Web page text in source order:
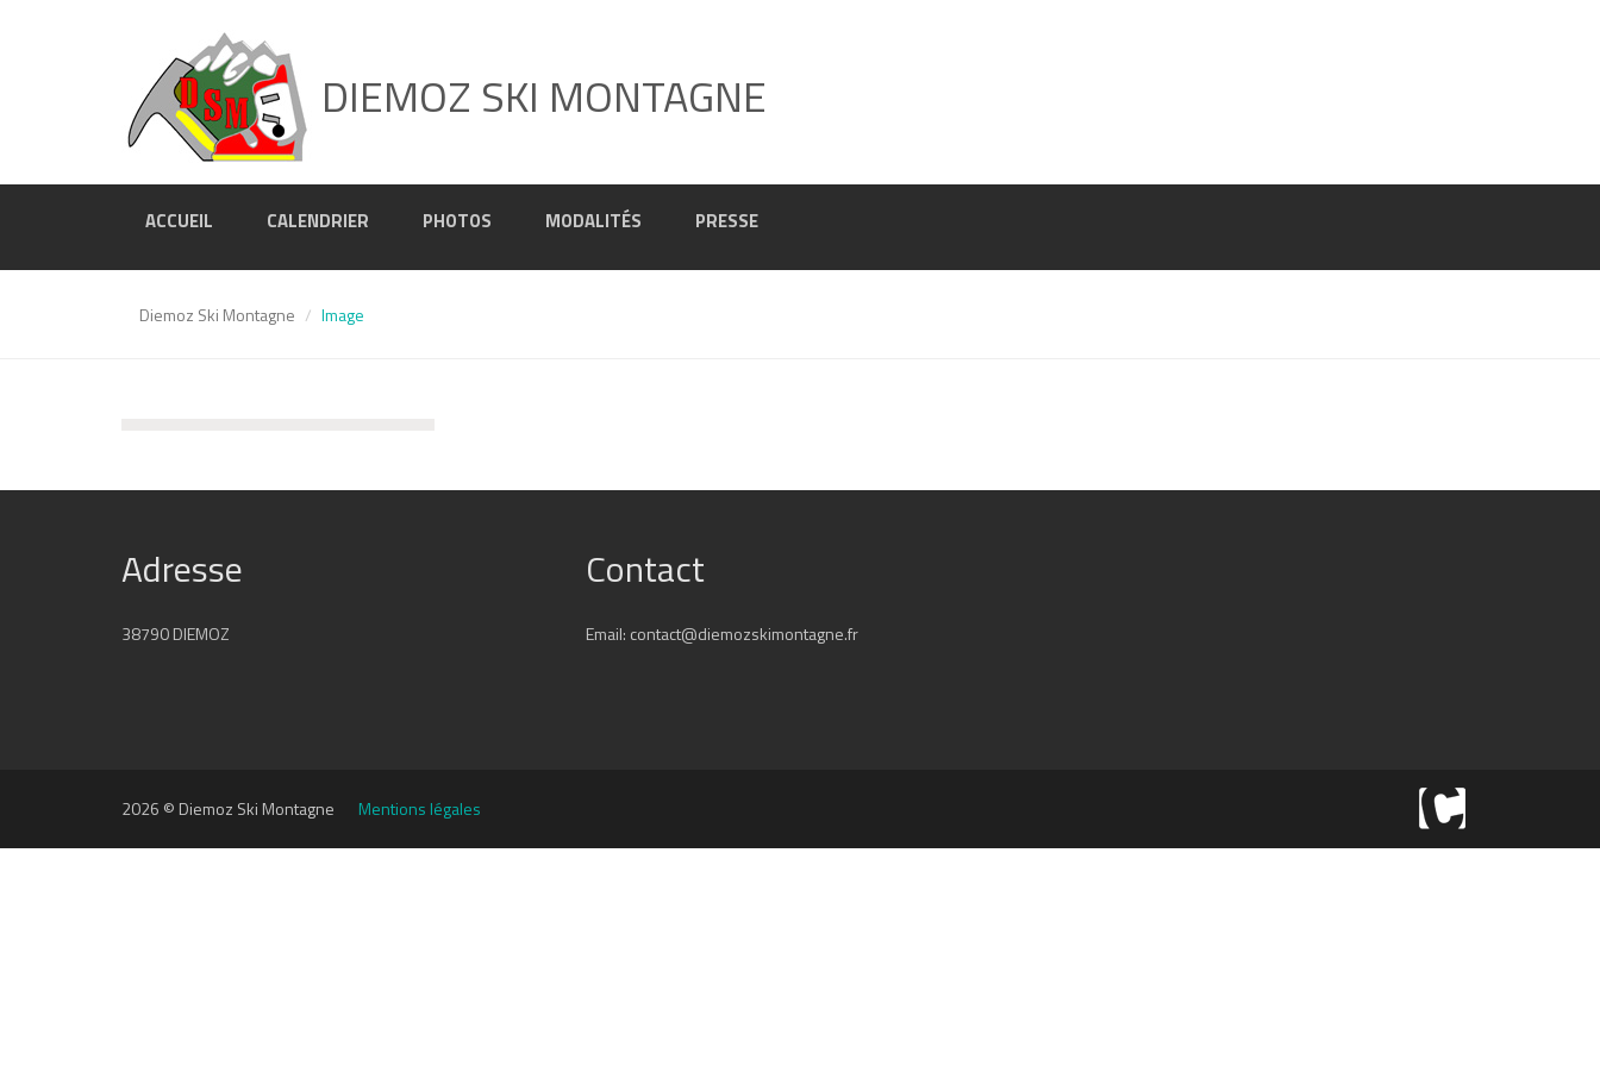
DIEMOZ SKI MONTAGNE
ACCUEIL CALENDRIER PHOTOS MODALITÉS PRESSE
Diemoz Ski Montagne Image
Adresse
38790 DIEMOZ
Contact
Email: contact@diemozskimontagne.fr
2026 © Diemoz Ski Montagne Mentions légales